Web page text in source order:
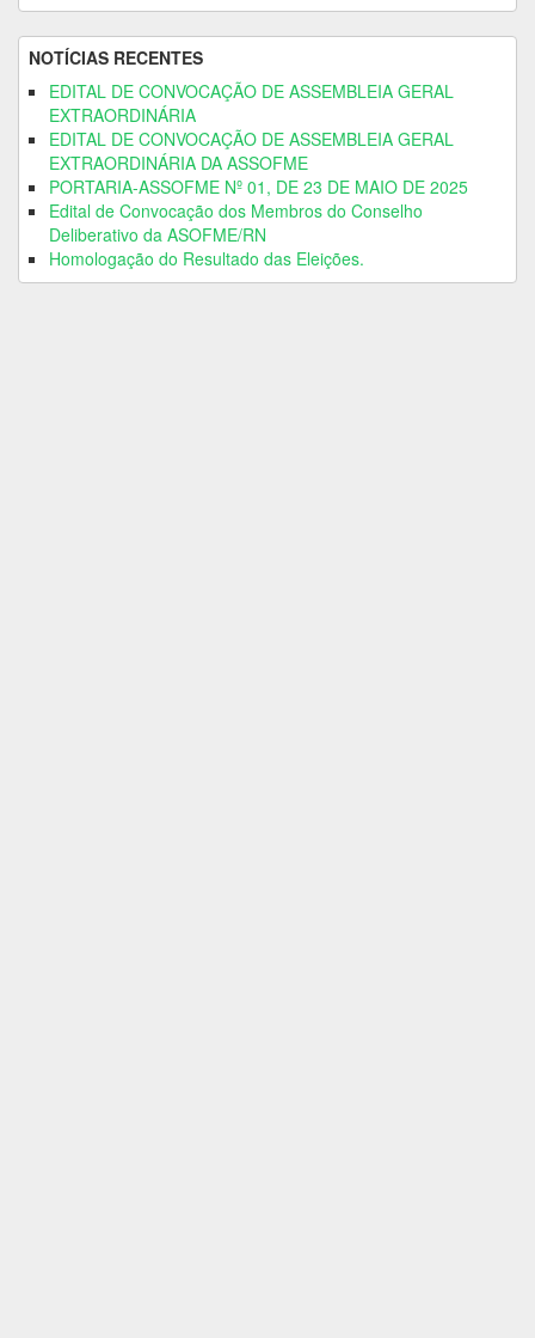
NOTÍCIAS RECENTES
EDITAL DE CONVOCAÇÃO DE ASSEMBLEIA GERAL
EXTRAORDINÁRIA
EDITAL DE CONVOCAÇÃO DE ASSEMBLEIA GERAL
EXTRAORDINÁRIA DA ASSOFME
PORTARIA-ASSOFME Nº 01, DE 23 DE MAIO DE 2025
Edital de Convocação dos Membros do Conselho
Deliberativo da ASOFME/RN
Homologação do Resultado das Eleições.